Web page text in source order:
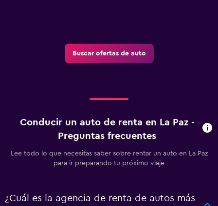
Buscar ofertas de auto
Conducir un auto de renta en La Paz -
Preguntas frecuentes
Lee todo lo que necesitas saber sobre rentar un auto en La Paz
para ir preparando tu próximo viaje
¿Cuál es la agencia de renta de autos más